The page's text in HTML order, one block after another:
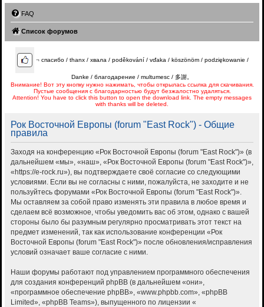
FAQ
Список форумов
¬ спасибо / thanx / хвала / poděkování / vďaka / köszönöm / podziękowanie /
Danke / благодарение / multumesc / 多謝。
Внимание! Вот эту кнопку нужно нажимать, чтобы открылась ссылка для скачивания.
Пустые сообщения с благодарностью будут безжалостно удаляться.
Attention! You have to click this button to open the download link. The empty messages
with thanks will be deleted.
Рок Восточной Европы (forum "East Rock") - Общие
правила
Заходя на конференцию «Рок Восточной Европы (forum "East Rock")» (в
дальнейшем «мы», «наш», «Рок Восточной Европы (forum "East Rock")»,
«https://e-rock.ru»), вы подтверждаете своё согласие со следующими
условиями. Если вы не согласны с ними, пожалуйста, не заходите и не
пользуйтесь форумами «Рок Восточной Европы (forum "East Rock")».
Мы оставляем за собой право изменять эти правила в любое время и
сделаем всё возможное, чтобы уведомить вас об этом, однако с вашей
стороны было бы разумным регулярно просматривать этот текст на
предмет изменений, так как использование конференции «Рок
Восточной Европы (forum "East Rock")» после обновления/исправления
условий означает ваше согласие с ними.
Наши форумы работают под управлением программного обеспечения
для создания конференций phpBB (в дальнейшем «они»,
«программное обеспечение phpBB», «www.phpbb.com», «phpBB
Limited», «phpBB Teams»), выпущенного по лицензии «